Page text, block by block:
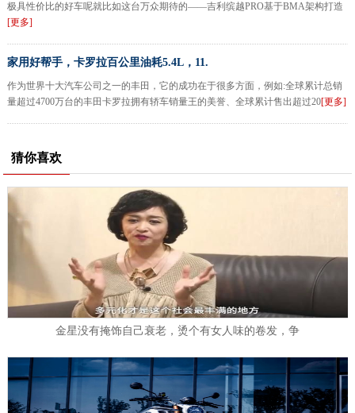
极具性价比的好车呢就比如这台万众期待的——吉利缤越PRO基于BMA架构打造
[更多]
家用好帮手，卡罗拉百公里油耗5.4L，11.
作为世界十大汽车公司之一的丰田，它的成功在于很多方面，例如:全球累计总销
量超过4700万台的丰田卡罗拉拥有轿车销量王的美誉、全球累计售出超过20[更多]
猜你喜欢
金星没有掩饰自己衰老，烫个有女人味的卷发，争